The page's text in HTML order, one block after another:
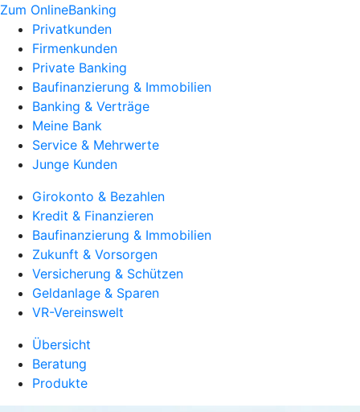
Zum OnlineBanking
Privatkunden
Firmenkunden
Private Banking
Baufinanzierung & Immobilien
Banking & Verträge
Meine Bank
Service & Mehrwerte
Junge Kunden
Girokonto & Bezahlen
Kredit & Finanzieren
Baufinanzierung & Immobilien
Zukunft & Vorsorgen
Versicherung & Schützen
Geldanlage & Sparen
VR-Vereinswelt
Übersicht
Beratung
Produkte